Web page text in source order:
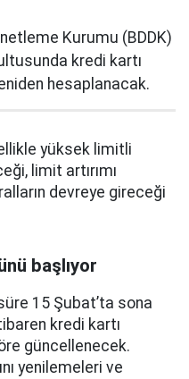
Kurumu (BDDK)
kredi kartı
hesaplanacak.
yüksek limitli
limit artırımı
devreye gireceği
başlıyor
süre 15 Şubat’ta sona
kredi kartı
güncellenecek.
yenilemeleri ve